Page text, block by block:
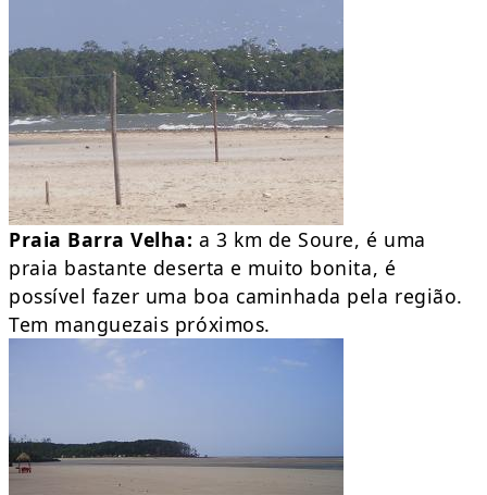
Praia Barra Velha: a 3 km de Soure, é uma
praia bastante deserta e muito bonita, é
possível fazer uma boa caminhada pela região.
Tem manguezais próximos.